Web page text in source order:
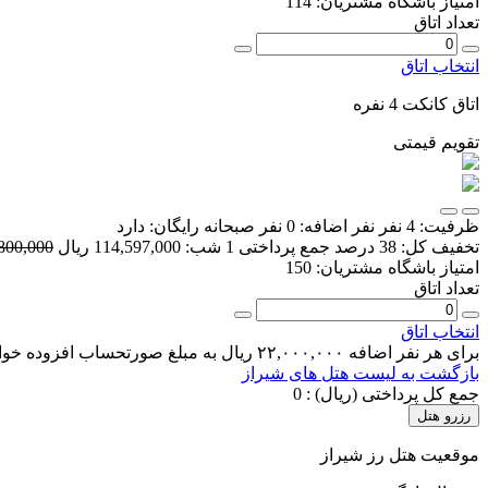
تعداد اتاق
انتخاب اتاق
اتاق کانکت 4 نفره
تقویم قیمتی
ظرفیت: 4 نفر نفر اضافه: 0 نفر صبحانه رایگان: دارد
تخفیف کل: 38 درصد جمع پرداختی 1 شب: 114,597,000 ریال
امتیاز باشگاه مشتریان: 150
تعداد اتاق
انتخاب اتاق
برای هر نفر اضافه ۲۲,۰۰۰,۰۰۰ ریال به مبلغ صورتحساب افزوده خواهد شد.
بازگشت به لیست هتل های شیراز
جمع کل پرداختی (ریال) : 0
رزرو هتل
موقعیت هتل رز شیراز